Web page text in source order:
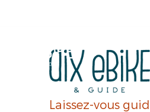
Laissez-vous